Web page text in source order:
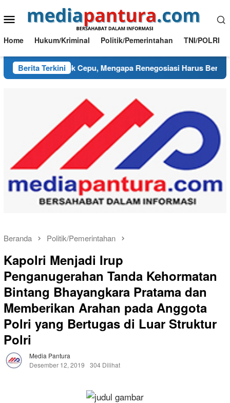
ke
Menu
Mobile
Home Hukum/Kriminal Politik/Pemerintahan TNI/POLRI
Berita Terkini
PI Blok Cepu, Mengapa Renegosiasi Harus Berpijak pada
Beranda Politik/Pemerintahan
Kapolri Menjadi Irup
Penganugerahan Tanda Kehormatan
Bintang Bhayangkara Pratama dan
Memberikan Arahan pada Anggota
Polri yang Bertugas di Luar Struktur
Polri
Media Pantura
Desember 12, 2019
304 Dilihat